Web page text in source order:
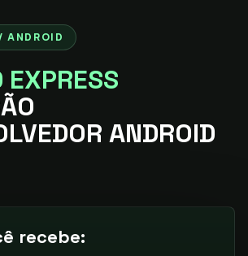
ANDROID
EXPRESS
ANDROID
recebe: